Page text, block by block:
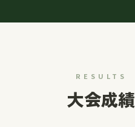
RESULTS
大会成績